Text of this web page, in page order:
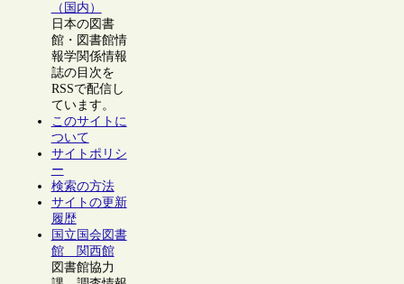
（国内）
日本の図書
館・図書館情
報学関係情報
誌の目次を
RSSで配信し
ています。
このサイトに
ついて
サイトポリシ
ー
検索の方法
サイトの更新
履歴
国立国会図書
館 関西館
図書館協力